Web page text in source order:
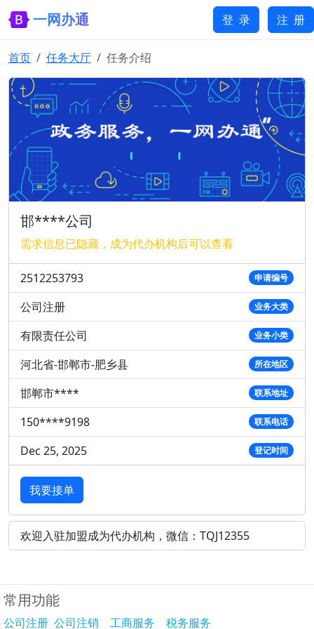
一网办通 登 录 注 册
首页 任务大厅 任务介绍
邯****公司
需求信息已隐藏，成为代办机构后可以查看
2512253793 申请编号
公司注册 业务大类
有限责任公司 业务小类
河北省-邯郸市-肥乡县 所在地区
邯郸市**** 联系地址
150****9198 联系电话
Dec 25, 2025 登记时间
我要接单
欢迎入驻加盟成为代办机构，微信：TQJ12355
常用功能
公司注册 公司注销 工商服务 税务服务